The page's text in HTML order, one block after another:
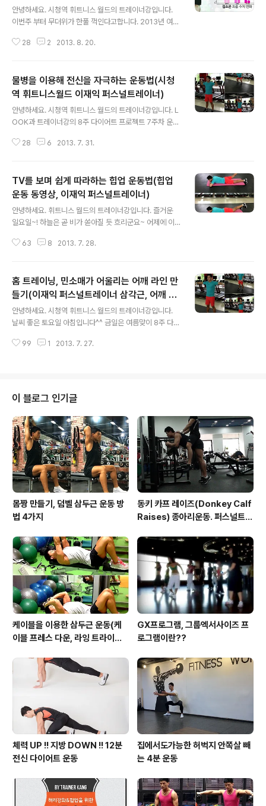
젝트, 시청역 퍼스널트레이닝 휘트니스월드)
안녕하세요. 시청역 휘트니스 월드의 트레이너강입니다.
이번주 부터 무더위가 한풀 꺽인다고합니다. 2013년 여름
스 월드 정진용 팀장의 8주 하체 비만 프로젝트(관련 글 보
어트 프로젝트 마지막 결과, 그리고 마지막 포스팅입니다.
참가자 중 1, 2, 3위의 체중, 근육량, 체지방율의 변화? 순
위는 체중과 체지방율, 근육량과 신체 사이즈의 변화, 체력
의 증가에 따라 점수를 내어 정했습니다. 모두 수고 많으셨
과 기억으로 남는 2013년 여름이 되었습니다. 감사합니다
28 2 2013. 8. 20.
물병을 이용해 전신을 자극하는 운동법(시청
역 휘트니스월드 이재익 퍼스널트레이너)
안녕하세요. 시청역 휘트니스 월드의 트레이너강입니다. L
OOK과 트레이너강의 8주 다이어트 프로젝트 7주차 운동
전신을 자극하는 한 동작인데요. 동작은 쉽지만 운동 효과
o^ 운동을 배우기 전 아래 손가락(추천)을 꾹 눌러주세요^
o^ 물병을 이용해 전신을 자극하는 운동법 운동 설명: 양손
에 물병을 잡고 다리는 어깨 너비로 벌린다. 호흡을 마시며
천천히 몸을 낮춰 앉았다 힘차게 일어나며 양손을 머리 위
조금 앞으로 향하고 상하체 중심을 잘맞춰 동작한다. TIP:
28 6 2013. 7. 31.
TV를 보며 쉽게 따라하는 힙업 운동법(힙업
운동 동영상, 이재익 퍼스널트레이너)
안녕하세요. 휘트니스 월드의 트레이너강입니다. 즐거운
일요일~! 하늘은 곧 비가 쏟아질 듯 흐리군요~ 어제에 이
젝트 6주차 운동법을 소개합니다. 6주차는 탱탱한 엉덩이
로 쓰지 못합니다. 꾸준히 따라해 사과같은 엉덩이 만들어
보세요^^ 동작은 아주 간단합니다. 엉덩이의 수축과 이완
에 집중하여 실시해 보세요. 그럼 즐거운 일요일 시작하세
요~! (오늘 LOOK 프로젝트 마지막 트레이닝 날입니다~!
8주 동안 수고 많으셨습니다^o^ 이재익 퍼스널 트레이너
도 수고 많으셨습니다.) 운동을 배우기 전 아래 손가락을 꾹
63 8 2013. 7. 28.
홈 트레이닝, 민소매가 어울리는 어깨 라인 만
들기(이재익 퍼스널트레이너 삼각근, 어깨 운
동 동영상)
안녕하세요. 시청역 휘트니스 월드의 트레이너강입니다.
날씨 좋은 토요일 아침입니다^^ 금일은 여름맞이 8주 다이
운동법을 소개합니다. 벌써 마지막 8주차 입니다. 새벽에
벨이나 물병을 잡고 팔꿈치는 가볍게 굽힌다. 호흡을 내쉬
며 양 손을 쇄골 높이까지 들어 올리고 천천히 시작 자세로
돌아가 양손을 측면으로 들어 올린다. 정면으로 들때 정면
삼각근에 수축을 느끼고 측면으로 들때 측면 삼각근에 수
축을 느낀다. 두 동작을 부드럽게 이어서 실시한다. TIP: 측
면으로 들때 팔꿈치가 조금..
99 1 2013. 7. 27.
이 블로그 인기글
몸짱 만들기, 덤벨 삼두근 운동 방
법 4가지
동키 카프 레이즈(Donkey Calf
Raises) 종아리운동. 퍼스널트레
케이블을 이용한 삼두근 운동(케
이블 프레스 다운, 라잉 트라이셉
텐션)
GX프로그램, 그룹엑서사이즈 프
로그램이란??
체력 UP !! 지방 DOWN !! 12분
전신 다이어트 운동
집에서도가능한 허벅지 안쪽살 빼
는 4분 운동